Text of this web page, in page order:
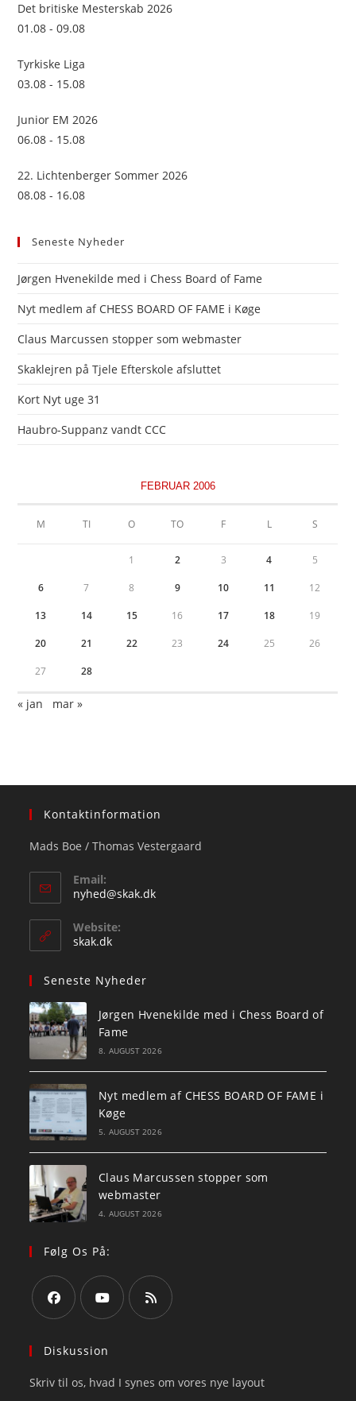
Det britiske Mesterskab 2026
01.08 - 09.08
Tyrkiske Liga
03.08 - 15.08
Junior EM 2026
06.08 - 15.08
22. Lichtenberger Sommer 2026
08.08 - 16.08
Seneste Nyheder
Jørgen Hvenekilde med i Chess Board of Fame
Nyt medlem af CHESS BOARD OF FAME i Køge
Claus Marcussen stopper som webmaster
Skaklejren på Tjele Efterskole afsluttet
Kort Nyt uge 31
Haubro-Suppanz vandt CCC
FEBRUAR 2006
M TI O TO F L S
1 2 3 4 5
6 7 8 9 10 11 12
13 14 15 16 17 18 19
20 21 22 23 24 25 26
27 28
« jan mar »
Kontaktinformation
Mads Boe / Thomas Vestergaard
Email:
nyhed@skak.dkOpens
Website:
skak.dk
Seneste Nyheder
Jørgen Hvenekilde med i Chess Board of
Fame
8. AUGUST 2026
Nyt medlem af CHESS BOARD OF FAME i
Køge
5. AUGUST 2026
Claus Marcussen stopper som
webmaster
4. AUGUST 2026
Følg Os På:
in
new
in
new
new
Diskussion
Skriv til os, hvad I synes om vores nye layout